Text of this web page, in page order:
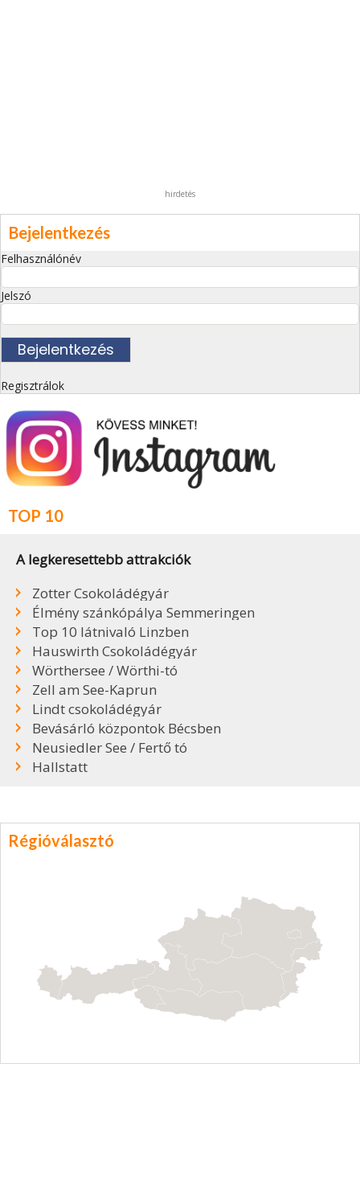
hirdetés
Bejelentkezés
Felhasználónév
Jelszó
Regisztrálok
TOP 10
A legkeresettebb attrakciók
Zotter Csokoládégyár
Élmény szánkópálya Semmeringen
Top 10 látnivaló Linzben
Hauswirth Csokoládégyár
Wörthersee / Wörthi-tó
Zell am See-Kaprun
Lindt csokoládégyár
Bevásárló központok Bécsben
Neusiedler See / Fertő tó
Hallstatt
Régióválasztó